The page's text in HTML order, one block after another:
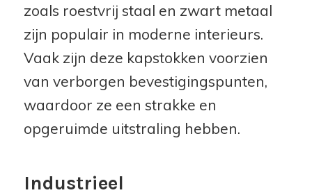
zoals roestvrij staal en zwart metaal
zijn populair in moderne interieurs.
Vaak zijn deze kapstokken voorzien
van verborgen bevestigingspunten,
waardoor ze een strakke en
opgeruimde uitstraling hebben.
Industrieel